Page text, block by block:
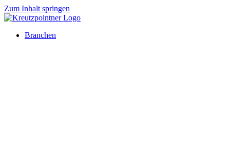
Zum Inhalt springen
Branchen